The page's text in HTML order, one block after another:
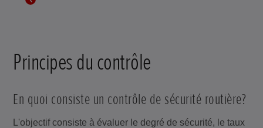
Principes du contrôle
En quoi consiste un contrôle de sécurité routière?
L'objectif consiste à évaluer le degré de sécurité, le taux